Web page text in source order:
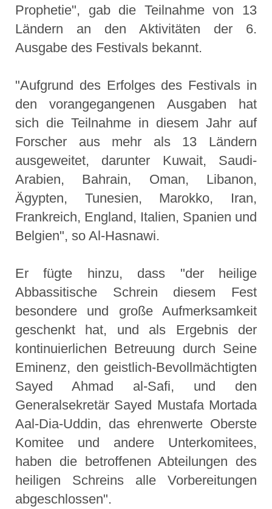
Prophetie", gab die Teilnahme von 13
Ländern an den Aktivitäten der 6.
Ausgabe des Festivals bekannt.
"Aufgrund des Erfolges des Festivals in
den vorangegangenen Ausgaben hat
sich die Teilnahme in diesem Jahr auf
Forscher aus mehr als 13 Ländern
ausgeweitet, darunter Kuwait, Saudi-
Arabien, Bahrain, Oman, Libanon,
Ägypten, Tunesien, Marokko, Iran,
Frankreich, England, Italien, Spanien und
Belgien", so Al-Hasnawi.
Er fügte hinzu, dass "der heilige
Abbassitische Schrein diesem Fest
besondere und große Aufmerksamkeit
geschenkt hat, und als Ergebnis der
kontinuierlichen Betreuung durch Seine
Eminenz, den geistlich-Bevollmächtigten
Sayed Ahmad al-Safi, und den
Generalsekretär Sayed Mustafa Mortada
Aal-Dia-Uddin, das ehrenwerte Oberste
Komitee und andere Unterkomitees,
haben die betroffenen Abteilungen des
heiligen Schreins alle Vorbereitungen
abgeschlossen".